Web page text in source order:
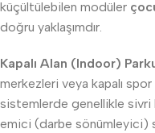
küçültülebilen modüler
doğru yaklaşımdır.
Kapalı Alan (Indoor)
merkezleri veya kapalı spor
sistemlerde genellikle sivri
emici (darbe sönümleyici)